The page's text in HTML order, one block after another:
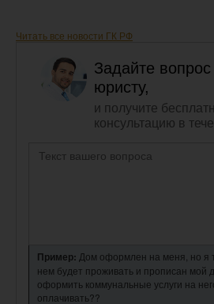
Читать все новости ГК РФ
Задайте
юристу,
и получите
консультацию в
Пример: Дом оформлен на меня, но я
нем будет проживать и прописан мой
оформить коммунальные услуги на
оплачивать??